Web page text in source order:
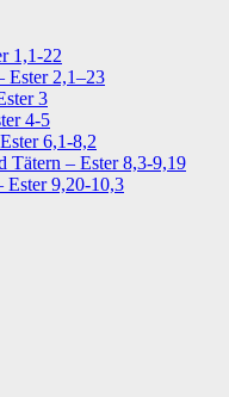
1,1-22
Ester 2,1–23
3
4-5
6,1-8,2
Tätern – Ester 8,3-9,19
Ester 9,20-10,3